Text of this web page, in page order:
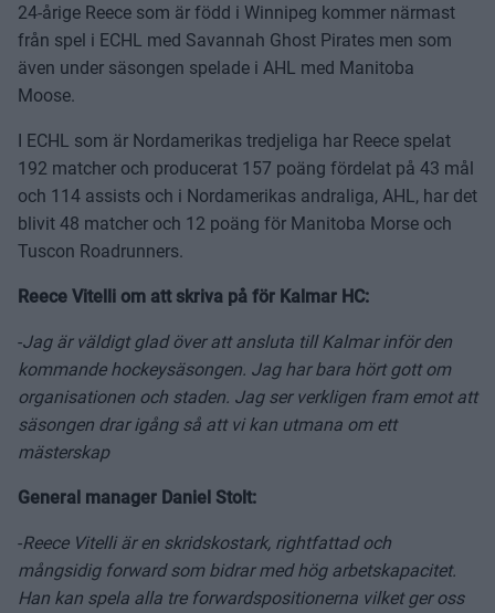
24-årige Reece som är född i Winnipeg kommer närmast
från spel i ECHL med Savannah Ghost Pirates men som
även under säsongen spelade i AHL med Manitoba
Moose.
I ECHL som är Nordamerikas tredjeliga har Reece spelat
192 matcher och producerat 157 poäng fördelat på 43 mål
och 114 assists och i Nordamerikas andraliga, AHL, har det
blivit 48 matcher och 12 poäng för Manitoba Morse och
Tuscon Roadrunners.
Reece Vitelli om att skriva på för Kalmar HC:
-Jag är väldigt glad över att ansluta till Kalmar inför den
kommande hockeysäsongen. Jag har bara hört gott om
organisationen och staden. Jag ser verkligen fram emot att
säsongen drar igång så att vi kan utmana om ett
mästerskap
General manager Daniel Stolt:
-Reece Vitelli är en skridskostark, rightfattad och
mångsidig forward som bidrar med hög arbetskapacitet.
Han kan spela alla tre forwardspositionerna vilket ger oss